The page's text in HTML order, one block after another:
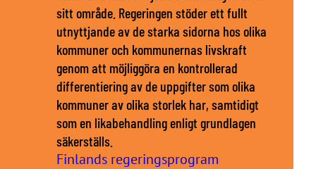
sitt område. Regeringen stöder ett fullt
utnyttjande av de starka sidorna hos olika
kommuner och kommunernas livskraft
genom att möjliggöra en kontrollerad
differentiering av de uppgifter som olika
kommuner av olika storlek har, samtidigt
som en likabehandling enligt grundlagen
säkerställs.
Finlands regeringsprogram